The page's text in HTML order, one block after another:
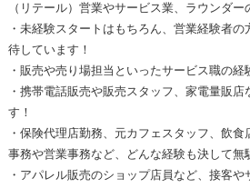
（リテール）営業やサービス業、ラウンダ
・未経験スタートはもちろん、営業経験者
待しています！
・販売や売り場担当といったサービス職の経
・携帯電話販売や販売スタッフ、家電量販
す！
・保険代理店勤務、元カフェスタッフ、飲
事務や営業事務など、どんな経験も決して無
・アパレル販売のショップ店員など、接客